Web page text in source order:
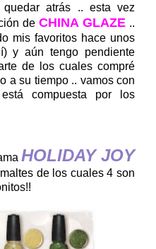
atrás .. esta vez
de CHINA GLAZE ..
mis favoritos hace unos
y aún tengo pendiente
de los cuales compré
a su tiempo .. vamos con
compuesta por los
HOLIDAY JOY
de los cuales 4 son